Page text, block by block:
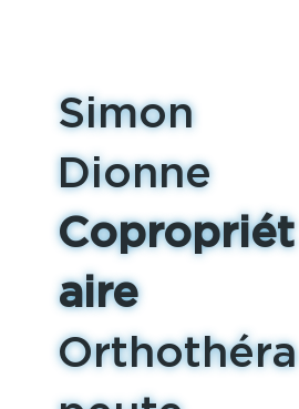
Simon
Dionne
Copropriét
aire
Orthothéra